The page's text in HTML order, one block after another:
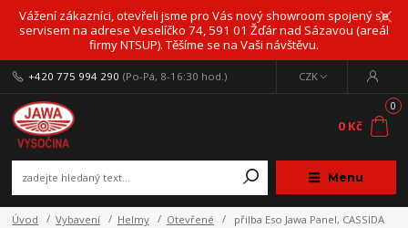
Vážení zákazníci, otevřeli jsme pro Vás nový showroom spojený se
servisem na adrese Veselíčko 74, 591 01 Žďár nad Sázavou (areál
firmy NTSUP). Těšíme se na Vaši návštěvu.
Menu
CZK
+420 775 994 290 (Po-Pá, 8-16:30 hod.)
0
0 Kč
Úvod Vybavení Helmy Otevřené
přilba Eso Jawa Panel, CASSIDA